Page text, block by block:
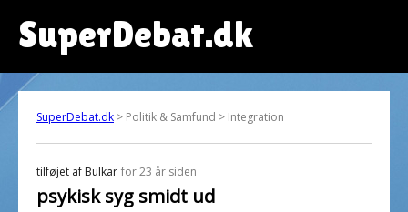
SuperDebat.dk
SuperDebat.dk > Politik & Samfund > Integration
tilføjet af Bulkar for 23 år siden
psykisk syg smidt ud